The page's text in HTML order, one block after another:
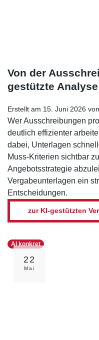
Von der
gestützte
Erstellt am 15. Juni 2026
Wer Ausschreibungen
deutlich effizienter
dabei, Unterlagen
Muss-Kriterien sichtbar
Angebotsstrategie
Vergabeunterlagen ein
Entscheidungen.
zur KI-gestützten
22
Mai
AI konkret